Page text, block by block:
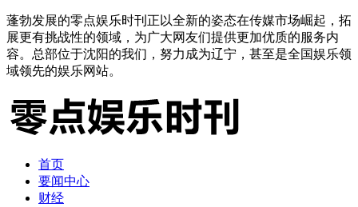
蓬勃发展的零点娱乐时刊正以全新的姿态在传媒市场崛起，拓
展更有挑战性的领域，为广大网友们提供更加优质的服务内
容。总部位于沈阳的我们，努力成为辽宁，甚至是全国娱乐领
域领先的娱乐网站。
首页
要闻中心
财经